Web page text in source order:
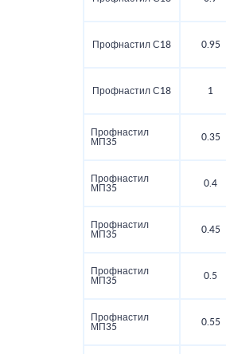
Профнастил С18 0.95
Профнастил С18 1
Профнастил
МП35
0.35
Профнастил
МП35
0.4
Профнастил
МП35
0.45
Профнастил
МП35
0.5
Профнастил
МП35
0.55